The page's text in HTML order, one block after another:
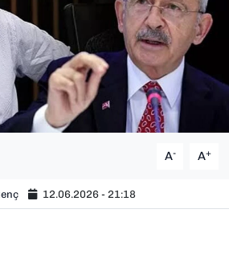
A- A+
12.06.2026 - 21:18